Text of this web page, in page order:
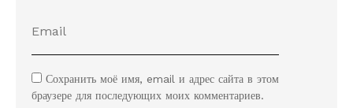
Сохранить моё имя, email и адрес сайта в этом
браузере для последующих моих комментариев.